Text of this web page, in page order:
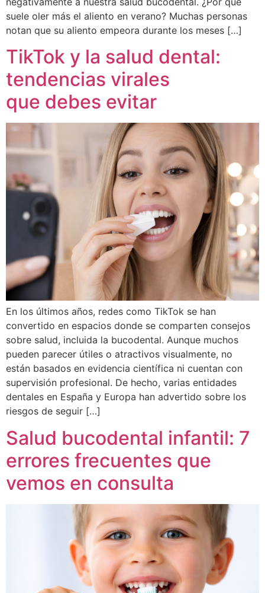
suele oler más el aliento en verano? Muchas personas
notan que su aliento empeora durante los meses […]
TikTok y la salud dental:
tendencias virales
que debes evitar
En los últimos años, redes como TikTok se han
convertido en espacios donde se comparten consejos
sobre salud, incluida la bucodental. Aunque muchos
pueden parecer útiles o atractivos visualmente, no
están basados en evidencia científica ni cuentan con
supervisión profesional. De hecho, varias entidades
dentales en España y Europa han advertido sobre los
riesgos de seguir […]
Salud bucodental infantil: 7
errores frecuentes que
vemos en consulta